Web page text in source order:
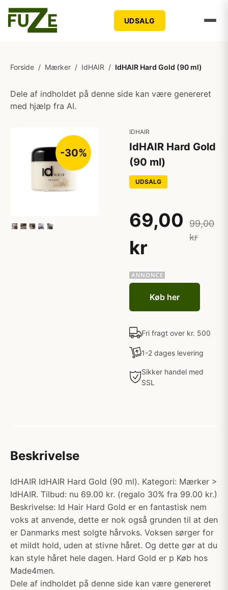
UDSALG
Forside / Mærker / IdHAIR / IdHAIR Hard Gold (90 ml)
Dele af indholdet på denne side kan være genereret
med hjælp fra AI.
-30%
IDHAIR
IdHAIR Hard Gold
(90 ml)
UDSALG
69,00
kr
99,00
kr
Køb her
Fri fragt over kr. 500
1-2 dages levering
Sikker handel med
SSL
Beskrivelse
IdHAIR IdHAIR Hard Gold (90 ml). Kategori: Mærker >
IdHAIR. Tilbud: nu 69.00 kr. (regalo 30% fra 99.00 kr.)
Beskrivelse: Id Hair Hard Gold er en fantastisk nem
voks at anvende, dette er nok også grunden til at den
er Danmarks mest solgte hårvoks. Voksen sørger for
et mildt hold, uden at stivne håret. Og dette gør at du
kan style håret hele dagen. Hard Gold er p Køb hos
Made4men.
Dele af indholdet på denne side kan være genereret